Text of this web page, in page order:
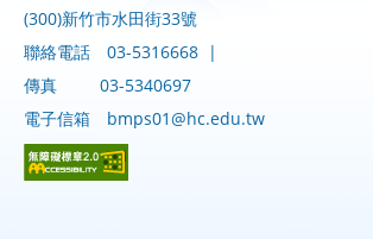
(300)新竹市水田街33號
聯絡電話
03-5316668 |
傳真
03-5340697
電子信箱
bmps01@hc.edu.tw